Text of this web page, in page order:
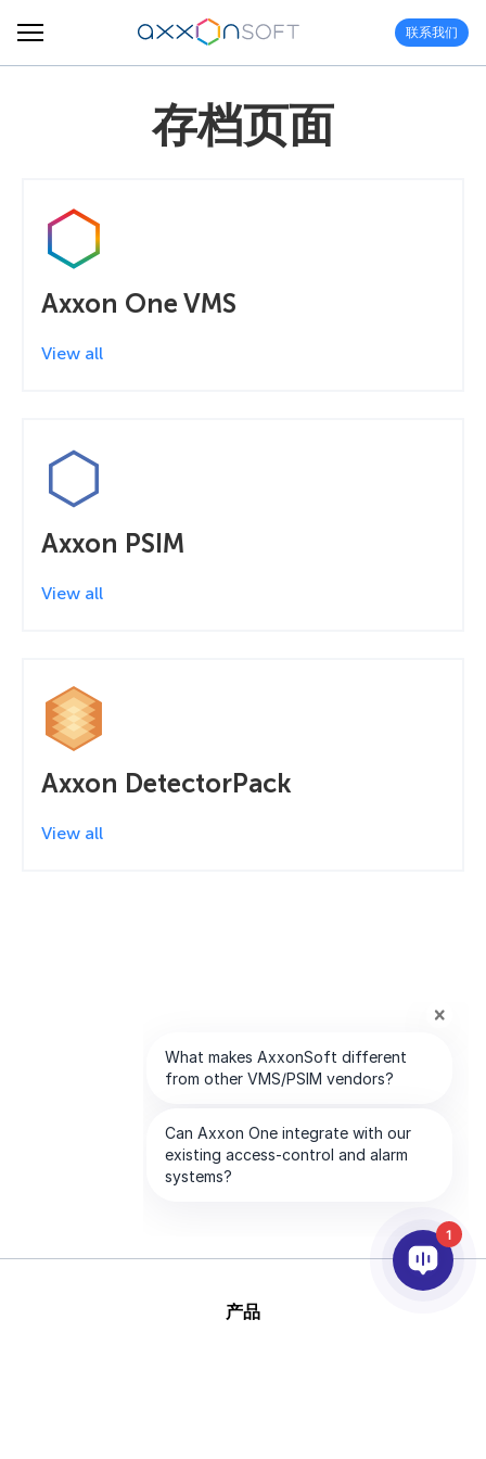
联系我们
存档页面
Axxon One VMS
View all
Axxon PSIM
View all
Axxon DetectorPack
View all
产品
1